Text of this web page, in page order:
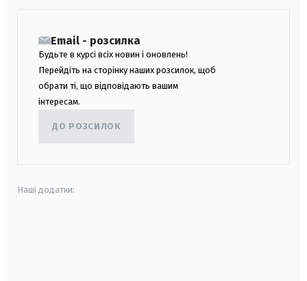
Email - розсилка
Будьте в курсі всіх новин і оновлень!
Перейдіть на сторінку наших розсилок, щоб
обрати ті, що відповідають вашим
інтересам.
ДО РОЗСИЛОК
Наші додатки: